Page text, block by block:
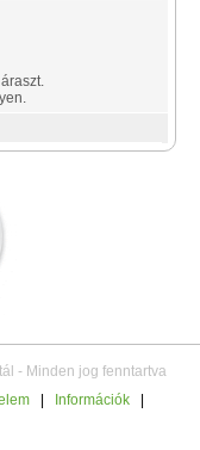
- Minden jog fenntartva
Információk